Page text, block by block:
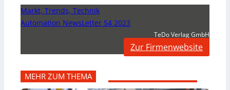
Markt, Trends, Technik
Automation NewsLetter 54 2023
TeDo Verlag GmbH
Zur Firmenwebsite
MEHR ZUM THEMA